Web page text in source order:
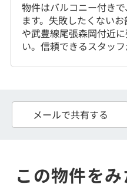
物件はバルコニー付き
ます。失敗したくない
や武豊線尾張森岡付近
い。信頼できるスタッ
メールで共有する
この物件を